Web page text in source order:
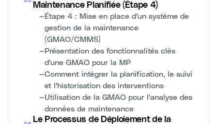
Maintenance Planifiée (Étape 4)
—Étape 4 : Mise en place d'un système de
gestion de la maintenance
(GMAO/CMMS)
—Présentation des fonctionnalités clés
d'une GMAO pour la MP
—Comment intégrer la planification, le suivi
et l'historisation des interventions
—Utilisation de la GMAO pour l'analyse des
données de maintenance
Le Processus de Déploiement de la